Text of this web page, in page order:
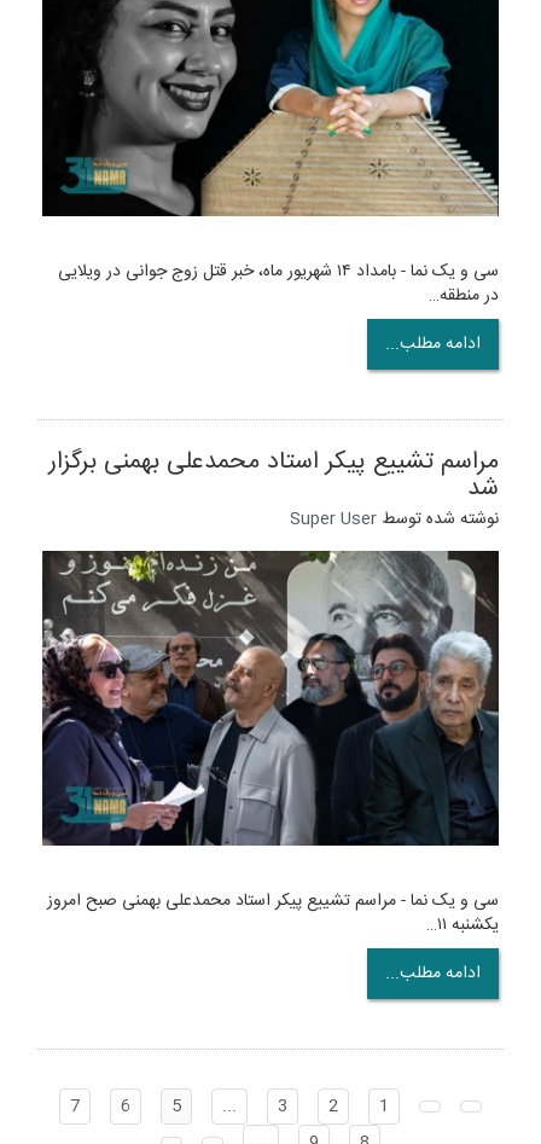
سی و یک نما - بامداد ۱۴ شهریور ماه، خبر قتل زوج جوانی در ویلایی
در منطقه…
ادامه مطلب...
مراسم تشییع پیکر استاد محمدعلی بهمنی برگزار
شد
نوشته شده توسط Super User
سی و یک نما - مراسم تشییع پیکر استاد محمدعلی بهمنی صبح امروز
یکشنبه ۱۱…
ادامه مطلب...
1
2
3
...
5
6
7